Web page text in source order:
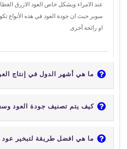
عند الامراء وبشكل خاص العود الازرق
سوبر حيث ان جودة العود في هذه الأنواع
او رائحة أخرى
ما هي أشهر الدول في إنتاج
كيف يتم تصنيف جودة العود
ما هي افضل طريقة لتبخير عود